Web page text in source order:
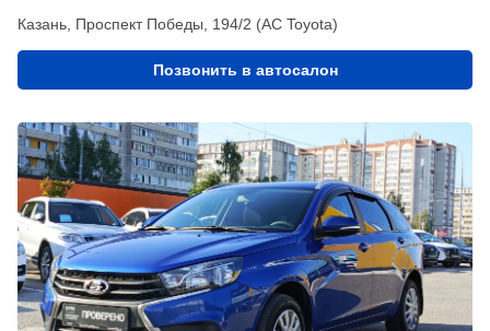
Казань, Проспект Победы, 194/2 (АС Toyota)
Позвонить в автосалон